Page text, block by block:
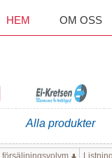
HEM OM OSS
El-kretsen
Alla produkter
försäljningsvolym